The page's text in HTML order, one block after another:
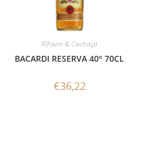
R(h)um & Cachaça
BACARDI RESERVA 40° 70CL
€36,22